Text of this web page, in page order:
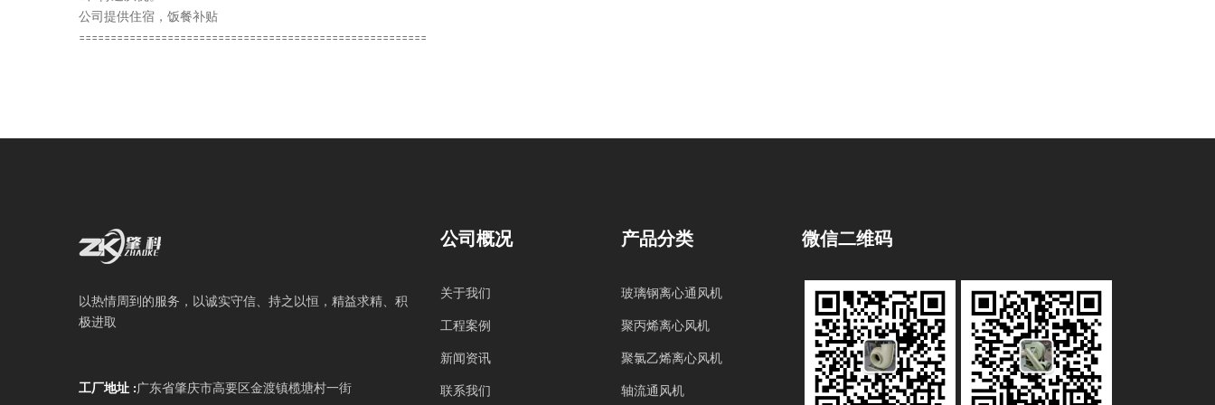
公司提供住宿，饭餐补贴
=======================================================
以热情周到的服务，以诚实守信、持之以恒，精益求精、积
极进取
工厂地址 :广东省肇庆市高要区金渡镇榄塘村一街
公司概况
关于我们
工程案例
新闻资讯
联系我们
产品分类
玻璃钢离心通风机
聚丙烯离心风机
聚氯乙烯离心风机
轴流通风机
微信二维码